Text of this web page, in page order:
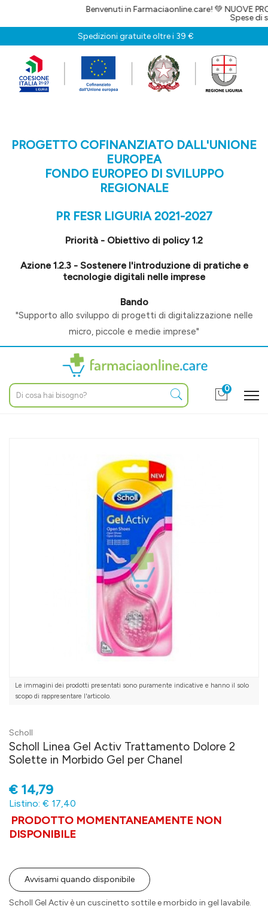
Benvenuti in Farmaciaonline.care! 💚 NUOVE PROMOZIONI OGNI
Spese di spedizione
Spedizioni gratuite oltre i 39 €
PROGETTO COFINANZIATO DALL'UNIONE
EUROPEA
FONDO EUROPEO DI SVILUPPO
REGIONALE
PR FESR LIGURIA 2021-2027
Priorità - Obiettivo di policy 1.2
Azione 1.2.3 - Sostenere l'introduzione di pratiche e
tecnologie digitali nelle imprese
Bando
"Supporto allo sviluppo di progetti di digitalizzazione nelle
micro, piccole e medie imprese"
0
Gel per Chanel
Le immagini dei prodotti presentati sono puramente indicative e hanno il solo
scopo di rappresentare l'articolo.
Scholl
Scholl Linea Gel Activ Trattamento Dolore 2
Solette in Morbido Gel per Chanel
€ 14,79
Listino: € 17,40
PRODOTTO MOMENTANEAMENTE NON
DISPONIBILE
Avvisami quando disponibile
Scholl Gel Activ è un cuscinetto sottile e morbido in gel lavabile.